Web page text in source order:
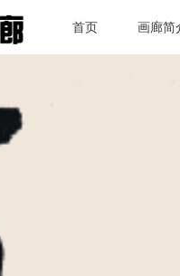
首页 画廊简